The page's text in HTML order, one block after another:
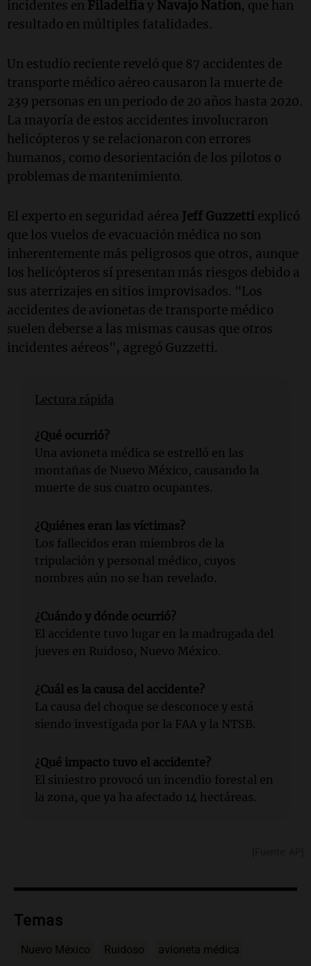
incidentes en Filadelfia y Navajo Nation, que han
resultado en múltiples fatalidades.
Un estudio reciente reveló que 87 accidentes de
transporte médico aéreo causaron la muerte de
239 personas en un periodo de 20 años hasta 2020.
La mayoría de estos accidentes involucraron
helicópteros y se relacionaron con errores
humanos, como desorientación de los pilotos o
problemas de mantenimiento.
El experto en seguridad aérea Jeff Guzzetti explicó
que los vuelos de evacuación médica no son
inherentemente más peligrosos que otros, aunque
los helicópteros sí presentan más riesgos debido a
sus aterrizajes en sitios improvisados. "Los
accidentes de avionetas de transporte médico
suelen deberse a las mismas causas que otros
incidentes aéreos", agregó Guzzetti.
Lectura rápida
¿Qué ocurrió?
Una avioneta médica se estrelló en las
montañas de Nuevo México, causando la
muerte de sus cuatro ocupantes.
¿Quiénes eran las víctimas?
Los fallecidos eran miembros de la
tripulación y personal médico, cuyos
nombres aún no se han revelado.
¿Cuándo y dónde ocurrió?
El accidente tuvo lugar en la madrugada del
jueves en Ruidoso, Nuevo México.
¿Cuál es la causa del accidente?
La causa del choque se desconoce y está
siendo investigada por la FAA y la NTSB.
¿Qué impacto tuvo el accidente?
El siniestro provocó un incendio forestal en
la zona, que ya ha afectado 14 hectáreas.
Temas
Nuevo México Ruidoso avioneta médica